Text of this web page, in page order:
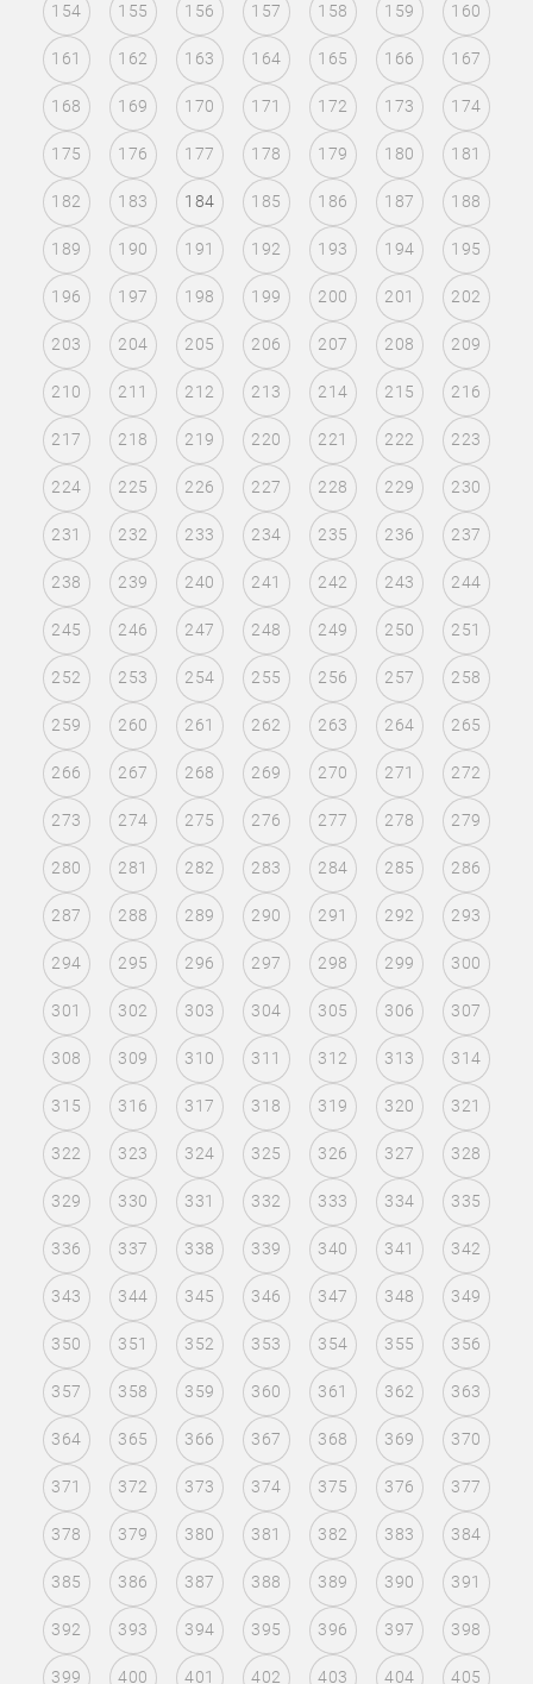
154 155 156 157 158 159 160
161 162 163 164 165 166 167
168 169 170 171 172 173 174
175 176 177 178 179 180 181
182 183 184 185 186 187 188
189 190 191 192 193 194 195
196 197 198 199 200 201 202
203 204 205 206 207 208 209
210 211 212 213 214 215 216
217 218 219 220 221 222 223
224 225 226 227 228 229 230
231 232 233 234 235 236 237
238 239 240 241 242 243 244
245 246 247 248 249 250 251
252 253 254 255 256 257 258
259 260 261 262 263 264 265
266 267 268 269 270 271 272
273 274 275 276 277 278 279
280 281 282 283 284 285 286
287 288 289 290 291 292 293
294 295 296 297 298 299 300
301 302 303 304 305 306 307
308 309 310 311 312 313 314
315 316 317 318 319 320 321
322 323 324 325 326 327 328
329 330 331 332 333 334 335
336 337 338 339 340 341 342
343 344 345 346 347 348 349
350 351 352 353 354 355 356
357 358 359 360 361 362 363
364 365 366 367 368 369 370
371 372 373 374 375 376 377
378 379 380 381 382 383 384
385 386 387 388 389 390 391
392 393 394 395 396 397 398
399 400 401 402 403 404 405